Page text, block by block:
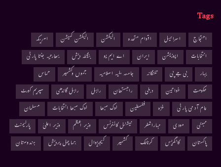
Tags
احتجاج اسرائیل اقوام متحدہ الیکشن الیکشن کمیشن
امریکہ
انتخابات
اپوزیشن ایران اے ایم یو بنگلہ دیش
بھارتیہ جنتا پارٹی
بہار
بی جے پی تلنگانہ جامعہ ملیہ اسلامیہ جموں وکشمیر
حماس
حکومت
خواتین دہلی راجستھان راہل راہل گاندھی
سپریم کورٹ
عام آدمی پارٹی
غزہ فلسطین لوک سبھا لوک سبھا انتخابات
مسلمان
ممبئی
مودی مہاراشٹر نیشنل کانفرنس وزیر اعظم وزیر اعلیٰ
پارلیمنٹ
پاکستان
کانگریس کرناٹک کشمیر کیجریوال ہماچل پردیش ہندوستان